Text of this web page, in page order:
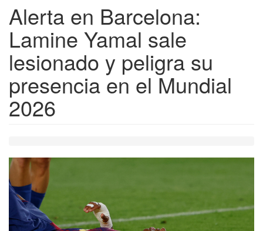
Alerta en Barcelona:
Lamine Yamal sale
lesionado y peligra su
presencia en el Mundial
2026